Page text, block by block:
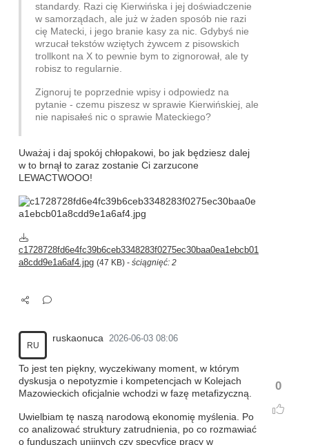
standardy. Razi cię Kierwińska i jej doświadczenie
w samorządach, ale już w żaden sposób nie razi
cię Matecki, i jego branie kasy za nic. Gdybyś nie
wrzucał tekstów wziętych żywcem z pisowskich
trollkont na X to pewnie bym to zignorował, ale ty
robisz to regularnie.
Zignoruj te poprzednie wpisy i odpowiedz na
pytanie - czemu piszesz w sprawie Kierwińskiej, ale
nie napisałeś nic o sprawie Mateckiego?
Uważaj i daj spokój chłopakowi, bo jak będziesz dalej
w to brnął to zaraz zostanie Ci zarzucone
LEWACTWOOO!
c1728728fd6e4fc39b6ceb3348283f0275ec30baa0ea1ebcb01
a8cdd9e1a6af4.jpg (47 KB) - ściągnięć: 2
RU
ruskaonuca 2026-06-03 08:06
0
To jest ten piękny, wyczekiwany moment, w którym
dyskusja o nepotyzmie i kompetencjach w Kolejach
Mazowieckich oficjalnie wchodzi w fazę metafizyczną.
Uwielbiam tę naszą narodową ekonomię myślenia. Po
co analizować struktury zatrudnienia, po co rozmawiać
o funduszach unijnych czy specyfice pracy w